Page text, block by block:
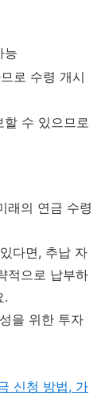
능
로 수령 개시
수 있으므로
래의 연금 수령
다면, 추납 자
적으로 납부하
.
을 위한 투자
신청 방법, 가